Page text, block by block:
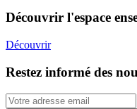
Découvrir l'espace
Découvrir
Restez informé des